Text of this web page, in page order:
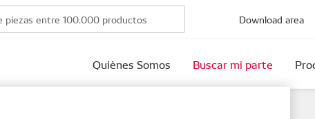
Download area
Quiènes Somos Buscar mi parte